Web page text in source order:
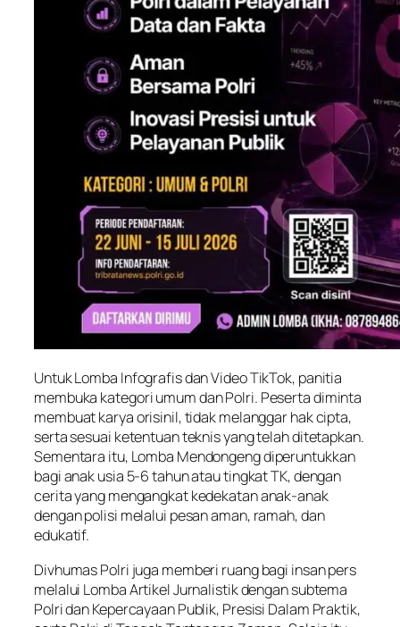
Untuk Lomba Infografis dan Video TikTok, panitia
membuka kategori umum dan Polri. Peserta diminta
membuat karya orisinil, tidak melanggar hak cipta,
serta sesuai ketentuan teknis yang telah ditetapkan.
Sementara itu, Lomba Mendongeng diperuntukkan
bagi anak usia 5-6 tahun atau tingkat TK, dengan
cerita yang mengangkat kedekatan anak-anak
dengan polisi melalui pesan aman, ramah, dan
edukatif.
Divhumas Polri juga memberi ruang bagi insan pers
melalui Lomba Artikel Jurnalistik dengan subtema
Polri dan Kepercayaan Publik, Presisi Dalam Praktik,